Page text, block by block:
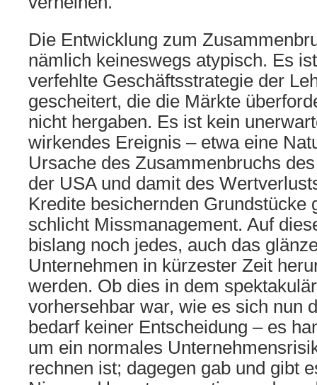
Die Entwicklung zum
nämlich keineswegs atypisch. Es
verfehlte Geschäftsstrategie der
gescheitert, die die Märkte
nicht hergaben. Es ist kein
wirkendes Ereignis – etwa eine
Ursache des Zusammenbruchs
der USA und damit des
Kredite besichernden Grundstücke
schlicht Missmanagement. Auf
bislang noch jedes, auch das
Unternehmen in kürzester Zeit
werden. Ob dies in dem
vorhersehbar war, wie es sich nun
bedarf keiner Entscheidung – es
um ein normales
rechnen ist; dagegen gab und gibt